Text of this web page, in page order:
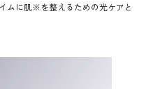
ムに肌※を整えるための光ケアと